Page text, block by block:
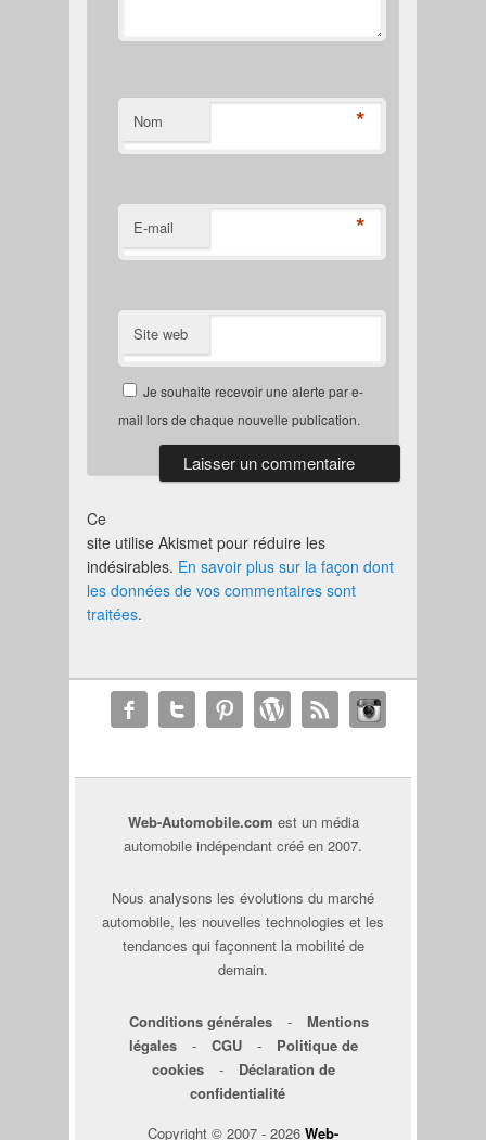
Nom *
E-mail *
Site web
Je souhaite recevoir une alerte par e-
mail lors de chaque nouvelle publication.
Ce
site utilise Akismet pour réduire les
indésirables. En savoir plus sur la façon dont
les données de vos commentaires sont
traitées.
Web-Automobile.com est un média
automobile indépendant créé en 2007.
Nous analysons les évolutions du marché
automobile, les nouvelles technologies et les
tendances qui façonnent la mobilité de
demain.
Conditions générales -
Mentions
légales
- CGU -
Politique de
cookies
-
Déclaration de
confidentialité
Copyright © 2007 - 2026 Web-